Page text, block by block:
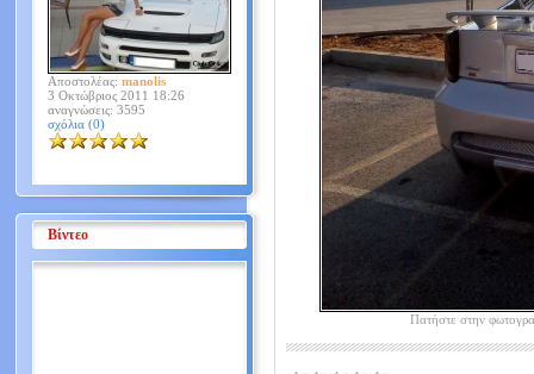
Αποστολέας: manolis
3 Οκτώβριος 2011 18:26
αναγνώσεις: 3595
σχόλια (0)
Βίντεο
Πατήστε στην